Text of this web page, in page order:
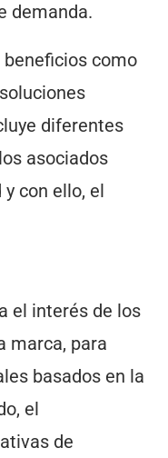
demanda.
como
diferentes
asociados
con ello, el
el interés de los
marca, para
basados en la
el
de